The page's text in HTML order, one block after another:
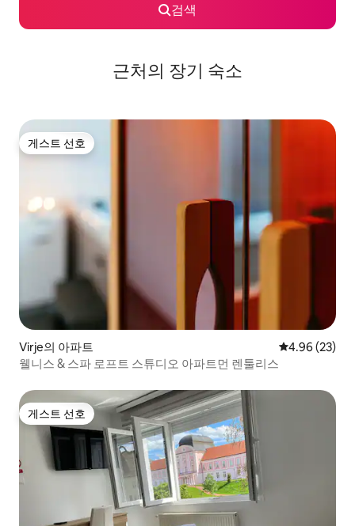
검색
근처의 장기 숙소
게스트 선호
게스트 선호
Virje의 아파트 평점 4.96점(5
4.96 (23)
웰니스 & 스파 로프트 스튜디오 아파트먼 렌툴리스
게스트 선호
게스트 선호